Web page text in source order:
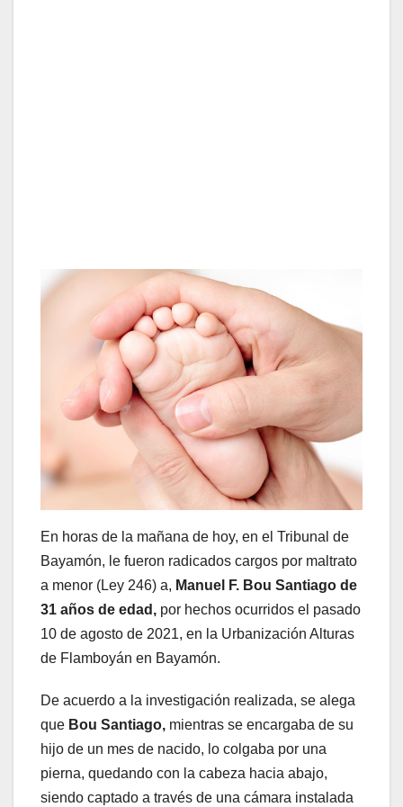
En horas de la mañana de hoy, en el Tribunal de
Bayamón, le fueron radicados cargos por maltrato
a menor (Ley 246) a, Manuel F. Bou Santiago de
31 años de edad, por hechos ocurridos el pasado
10 de agosto de 2021, en la Urbanización Alturas
de Flamboyán en Bayamón.
De acuerdo a la investigación realizada, se alega
que Bou Santiago, mientras se encargaba de su
hijo de un mes de nacido, lo colgaba por una
pierna, quedando con la cabeza hacia abajo,
siendo captado a través de una cámara instalada